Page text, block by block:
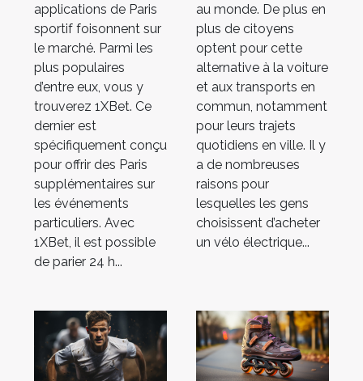
applications de Paris
sportif foisonnent sur
le marché. Parmi les
plus populaires
d’entre eux, vous y
trouverez 1XBet. Ce
dernier est
spécifiquement conçu
pour offrir des Paris
supplémentaires sur
les événements
particuliers. Avec
1XBet, il est possible
de parier 24 h...
au monde. De plus en
plus de citoyens
optent pour cette
alternative à la voiture
et aux transports en
commun, notamment
pour leurs trajets
quotidiens en ville. Il y
a de nombreuses
raisons pour
lesquelles les gens
choisissent d’acheter
un vélo électrique...